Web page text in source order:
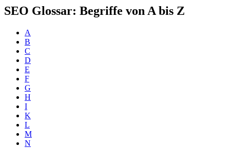
SEO Glossar: Begriffe von A bis Z
A
B
C
D
E
F
G
H
I
K
L
M
N